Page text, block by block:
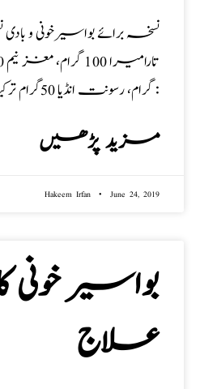
نسخہ برائے بواسیرخونی و بادی
گرام، رسونت انڈیا 50گرام ترکیب تیاری :
مزید پڑھیں
Hakeem Irfan June 24, 2019
بواسیر خونی
علاج